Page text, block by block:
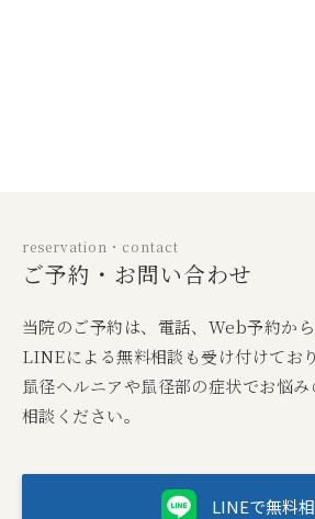
reservation・contact
ご予約・お問い合わせ
当院のご予約は、電話、Web予約か
LINEによる無料相談も受け付けており
鼠径ヘルニアや鼠径部の症状でお悩
相談ください。
LINEで無料